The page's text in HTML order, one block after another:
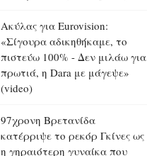
Αύγουστος 08, 2026
«Honeymoon Song»: Η μέρα
που ακούγεται στα ερτζιανά
το τραγούδι του Μ.
Beatles (videos)
Αύγουστος 08, 2026
Ακύλας για Eurovision:
«Σίγουρα αδικηθήκαμε, το
πιστεύω 100% - Δεν μιλάω για
πρωτιά, η Dara με μάγεψε»
(video)
97χρονη Βρετανίδα
κατέρριψε το ρεκόρ Γκίνες ως
η γηραιότερη γυναίκα που